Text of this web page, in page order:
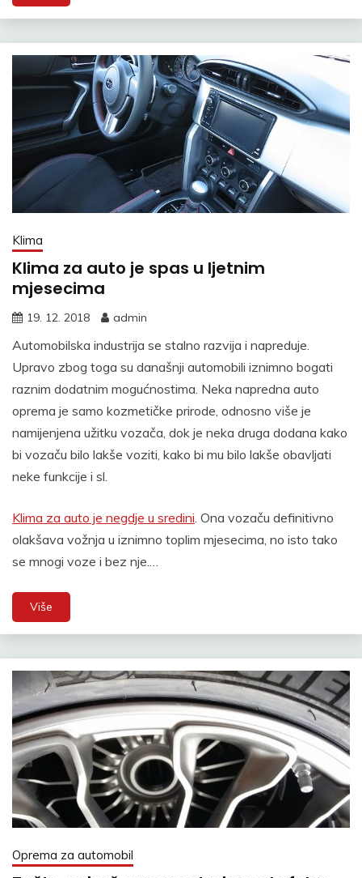
Klima
Klima za auto je spas u ljetnim
mjesecima
19. 12. 2018 admin
Automobilska industrija se stalno razvija i napreduje.
Upravo zbog toga su današnji automobili iznimno bogati
raznim dodatnim mogućnostima. Neka napredna auto
oprema je samo kozmetičke prirode, odnosno više je
namijenjena užitku vozača, dok je neka druga dodana kako
bi vozaču bilo lakše voziti, kako bi mu bilo lakše obavljati
neke funkcije i sl.
Klima za auto je negdje u sredini. Ona vozaču definitivno
olakšava vožnja u iznimno toplim mjesecima, no isto tako
se mnogi voze i bez nje.…
Više
Oprema za automobil